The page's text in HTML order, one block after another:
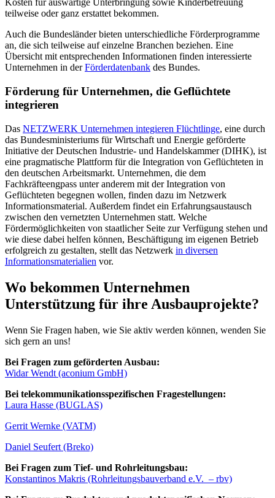
Kosten für auswärtige Unterbringung sowie Kinderbetreuung
teilweise oder ganz erstattet bekommen.
Auch die Bundesländer bieten unterschiedliche Förderprogramme
an, die sich teilweise auf einzelne Branchen beziehen. Eine
Übersicht mit entsprechenden Informationen finden interessierte
Unternehmen in derFörderdatenbank des Bundes.
Förderung für Unternehmen, die Geflüchtete
integrieren
Das NETZWERK Unternehmen integieren Flüchtlinge, eine durch
das Bundesministeriums für Wirtschaft und Energie geförderte
Initiative der Deutschen Industrie- und Handelskammer (DIHK), ist
eine pragmatische Plattform für die Integration von Geflüchteten in
den deutschen Arbeitsmarkt. Unternehmen, die dem
Fachkräfteengpass unter anderem mit der Integration von
Geflüchteten begegnen wollen, finden dazu im Netzwerk
Informationsmaterial. Außerdem findet ein Erfahrungsaustausch
zwischen den vernetzten Unternehmen statt. Welche
Fördermöglichkeiten von staatlicher Seite zur Verfügung stehen und
wie diese dabei helfen können, Beschäftigung im eigenen Betrieb
erfolgreich zu gestalten, stellt das Netzwerk in diversen
Informationsmaterialien vor.
Wo bekommen Unternehmen
Unterstützung für ihre Ausbauprojekte?
Wenn Sie Fragen haben, wie Sie aktiv werden können, wenden Sie
sich gern an uns!
Bei Fragen zum geförderten Ausbau:
Widar Wendt (aconium GmbH)
Bei telekommunikationsspezifischen Fragestellungen:
Laura Hasse (BUGLAS)
Gerrit Wernke (VATM)
Daniel Seufert (Breko)
Bei Fragen zum Tief- und Rohrleitungsbau:
Konstantinos Makris (Rohrleitungsbauverband e.V. – rbv)